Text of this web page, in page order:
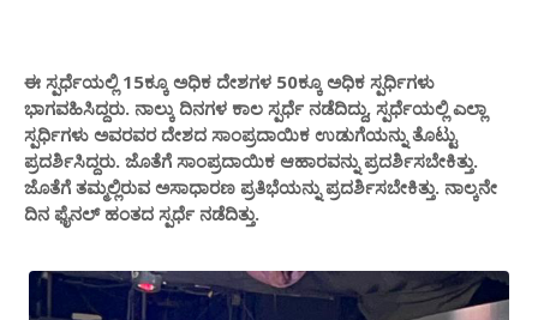
ಈ ಸ್ಪರ್ಧೆಯಲ್ಲಿ 15ಕ್ಕೂ ಅಧಿಕ ದೇಶಗಳ 50ಕ್ಕೂ ಅಧಿಕ ಸ್ಪರ್ಧಿಗಳು
ಭಾಗವಹಿಸಿದ್ದರು. ನಾಲ್ಕು ದಿನಗಳ ಕಾಲ ಸ್ಪರ್ಧೆ ನಡೆದಿದ್ದು, ಸ್ಪರ್ಧೆಯಲ್ಲಿ ಎಲ್ಲಾ
ಸ್ಪರ್ಧಿಗಳು ಅವರವರ ದೇಶದ ಸಾಂಪ್ರದಾಯಿಕ ಉಡುಗೆಯನ್ನು ತೊಟ್ಟು
ಪ್ರದರ್ಶಿಸಿದ್ದರು. ಜೊತೆಗೆ ಸಾಂಪ್ರದಾಯಿಕ ಆಹಾರವನ್ನು ಪ್ರದರ್ಶಿಸಬೇಕಿತ್ತು.
ಜೊತೆಗೆ ತಮ್ಮಲ್ಲಿರುವ ಅಸಾಧಾರಣ ಪ್ರತಿಭೆಯನ್ನು ಪ್ರದರ್ಶಿಸಬೇಕಿತ್ತು. ನಾಲ್ಕನೇ
ದಿನ ಫೈನಲ್ ಹಂತದ ಸ್ಪರ್ಧೆ ನಡೆದಿತ್ತು.